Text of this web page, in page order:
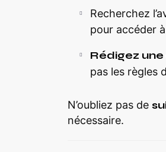
Recherchez
pour accéder à
Rédigez
pas les règles
N’oubliez pas de
nécessaire.